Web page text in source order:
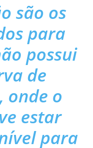
são os
para
possui
de
onde o
estar
para